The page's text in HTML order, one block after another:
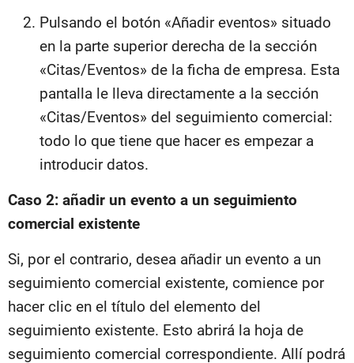
Pulsando el botón «Añadir eventos» situado
en la parte superior derecha de la sección
«Citas/Eventos» de la ficha de empresa. Esta
pantalla le lleva directamente a la sección
«Citas/Eventos» del seguimiento comercial:
todo lo que tiene que hacer es empezar a
introducir datos.
Caso 2: añadir un evento a un seguimiento
comercial existente
Si, por el contrario, desea añadir un evento a un
seguimiento comercial existente, comience por
hacer clic en el título del elemento del
seguimiento existente. Esto abrirá la hoja de
seguimiento comercial correspondiente. Allí podrá